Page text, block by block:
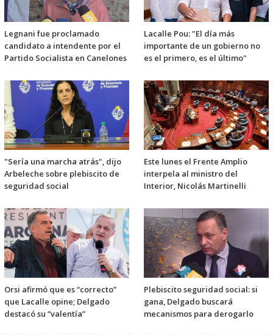
Legnani fue proclamado
candidato a intendente por el
Partido Socialista en Canelones
Lacalle Pou: "El día más
importante de un gobierno no
es el primero, es el último"
"Sería una marcha atrás", dijo
Arbeleche sobre plebiscito de
seguridad social
Este lunes el Frente Amplio
interpela al ministro del
Interior, Nicolás Martinelli
Orsi afirmó que es “correcto”
que Lacalle opine; Delgado
destacó su “valentía”
Plebiscito seguridad social: si
gana, Delgado buscará
mecanismos para derogarlo